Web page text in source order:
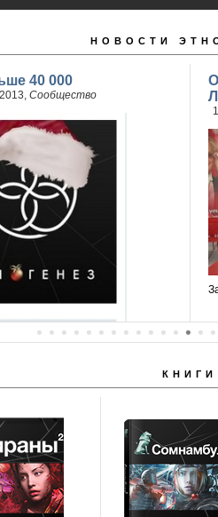
НОВОСТИ
40 000
Сообщество
вы с нами.
КНИГИ